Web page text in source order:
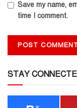
Save my name,
time I comment.
STAY